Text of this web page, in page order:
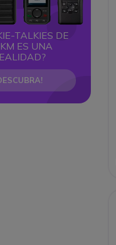
TALKIES DE
ES UNA